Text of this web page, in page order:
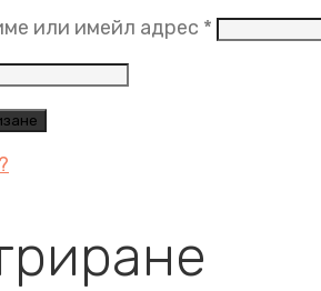
или имейл адрес *